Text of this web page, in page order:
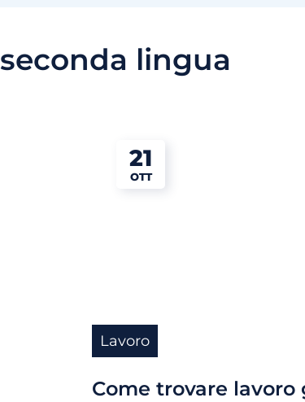
seconda lingua
21
OTT
Lavoro
Come trovare lavoro